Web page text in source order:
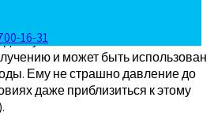
16-31
устойчивостью к
и может быть использован
Ему не страшно давление до
даже приблизиться к этому